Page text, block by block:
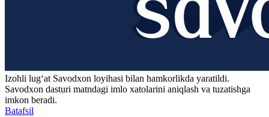
Izohli lugʻat Savodxon loyihasi bilan hamkorlikda yaratildi.
Savodxon dasturi matndagi imlo xatolarini aniqlash va tuzatishga
imkon beradi.
Batafsil